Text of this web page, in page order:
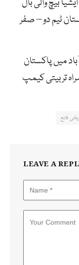
بیچ والی بال
ٹیم دو – صفر
میں پاکستان
تربیتی کیمپ
فتح
LEAVE A